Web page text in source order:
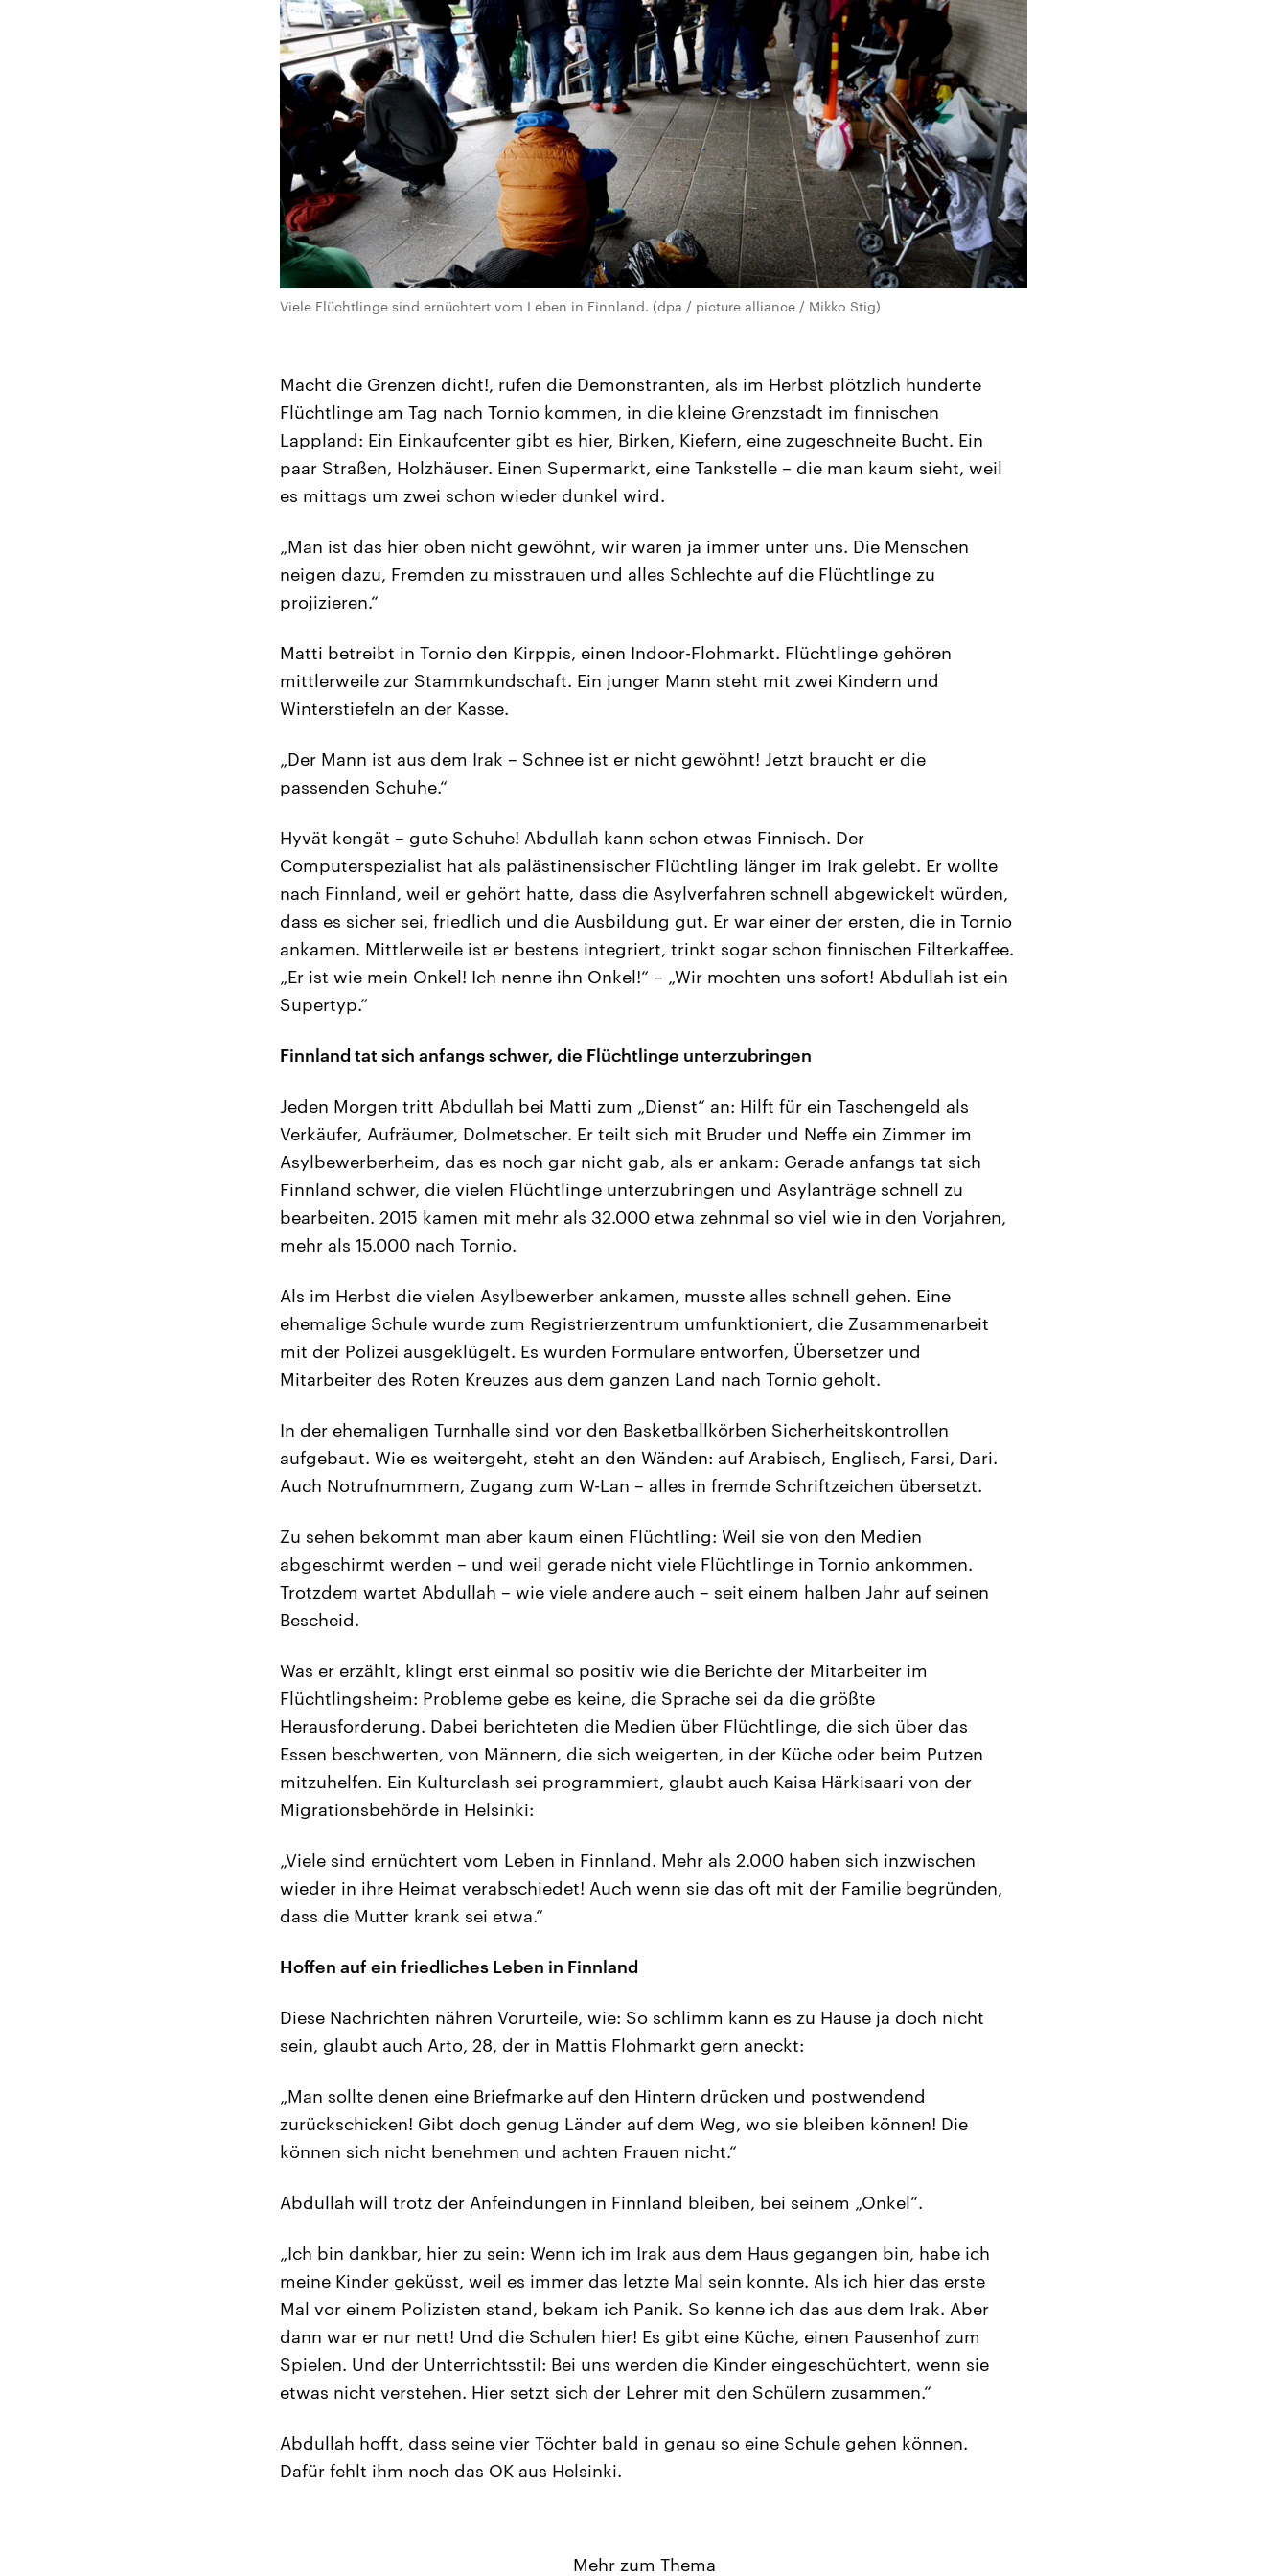
Viele Flüchtlinge sind ernüchtert vom Leben in Finnland. (dpa / picture alliance / Mikko Stig)
Macht die Grenzen dicht!, rufen die Demonstranten, als im Herbst plötzlich hunderte
Flüchtlinge am Tag nach Tornio kommen, in die kleine Grenzstadt im finnischen
Lappland: Ein Einkaufcenter gibt es hier, Birken, Kiefern, eine zugeschneite Bucht. Ein
paar Straßen, Holzhäuser. Einen Supermarkt, eine Tankstelle – die man kaum sieht, weil
es mittags um zwei schon wieder dunkel wird.
„Man ist das hier oben nicht gewöhnt, wir waren ja immer unter uns. Die Menschen
neigen dazu, Fremden zu misstrauen und alles Schlechte auf die Flüchtlinge zu
projizieren.“
Matti betreibt in Tornio den Kirppis, einen Indoor-Flohmarkt. Flüchtlinge gehören
mittlerweile zur Stammkundschaft. Ein junger Mann steht mit zwei Kindern und
Winterstiefeln an der Kasse.
„Der Mann ist aus dem Irak – Schnee ist er nicht gewöhnt! Jetzt braucht er die
passenden Schuhe.“
Hyvät kengät – gute Schuhe! Abdullah kann schon etwas Finnisch. Der
Computerspezialist hat als palästinensischer Flüchtling länger im Irak gelebt. Er wollte
nach Finnland, weil er gehört hatte, dass die Asylverfahren schnell abgewickelt würden,
dass es sicher sei, friedlich und die Ausbildung gut. Er war einer der ersten, die in Tornio
ankamen. Mittlerweile ist er bestens integriert, trinkt sogar schon finnischen Filterkaffee.
„Er ist wie mein Onkel! Ich nenne ihn Onkel!“ – „Wir mochten uns sofort! Abdullah ist ein
Supertyp.“
Finnland tat sich anfangs schwer, die Flüchtlinge unterzubringen
Jeden Morgen tritt Abdullah bei Matti zum „Dienst“ an: Hilft für ein Taschengeld als
Verkäufer, Aufräumer, Dolmetscher. Er teilt sich mit Bruder und Neffe ein Zimmer im
Asylbewerberheim, das es noch gar nicht gab, als er ankam: Gerade anfangs tat sich
Finnland schwer, die vielen Flüchtlinge unterzubringen und Asylanträge schnell zu
bearbeiten. 2015 kamen mit mehr als 32.000 etwa zehnmal so viel wie in den Vorjahren,
mehr als 15.000 nach Tornio.
Als im Herbst die vielen Asylbewerber ankamen, musste alles schnell gehen. Eine
ehemalige Schule wurde zum Registrierzentrum umfunktioniert, die Zusammenarbeit
mit der Polizei ausgeklügelt. Es wurden Formulare entworfen, Übersetzer und
Mitarbeiter des Roten Kreuzes aus dem ganzen Land nach Tornio geholt.
In der ehemaligen Turnhalle sind vor den Basketballkörben Sicherheitskontrollen
aufgebaut. Wie es weitergeht, steht an den Wänden: auf Arabisch, Englisch, Farsi, Dari.
Auch Notrufnummern, Zugang zum W-Lan – alles in fremde Schriftzeichen übersetzt.
Zu sehen bekommt man aber kaum einen Flüchtling: Weil sie von den Medien
abgeschirmt werden – und weil gerade nicht viele Flüchtlinge in Tornio ankommen.
Trotzdem wartet Abdullah – wie viele andere auch – seit einem halben Jahr auf seinen
Bescheid.
Was er erzählt, klingt erst einmal so positiv wie die Berichte der Mitarbeiter im
Flüchtlingsheim: Probleme gebe es keine, die Sprache sei da die größte
Herausforderung. Dabei berichteten die Medien über Flüchtlinge, die sich über das
Essen beschwerten, von Männern, die sich weigerten, in der Küche oder beim Putzen
mitzuhelfen. Ein Kulturclash sei programmiert, glaubt auch Kaisa Härkisaari von der
Migrationsbehörde in Helsinki:
„Viele sind ernüchtert vom Leben in Finnland. Mehr als 2.000 haben sich inzwischen
wieder in ihre Heimat verabschiedet! Auch wenn sie das oft mit der Familie begründen,
dass die Mutter krank sei etwa.“
Hoffen auf ein friedliches Leben in Finnland
Diese Nachrichten nähren Vorurteile, wie: So schlimm kann es zu Hause ja doch nicht
sein, glaubt auch Arto, 28, der in Mattis Flohmarkt gern aneckt:
„Man sollte denen eine Briefmarke auf den Hintern drücken und postwendend
zurückschicken! Gibt doch genug Länder auf dem Weg, wo sie bleiben können! Die
können sich nicht benehmen und achten Frauen nicht.“
Abdullah will trotz der Anfeindungen in Finnland bleiben, bei seinem „Onkel“.
„Ich bin dankbar, hier zu sein: Wenn ich im Irak aus dem Haus gegangen bin, habe ich
meine Kinder geküsst, weil es immer das letzte Mal sein konnte. Als ich hier das erste
Mal vor einem Polizisten stand, bekam ich Panik. So kenne ich das aus dem Irak. Aber
dann war er nur nett! Und die Schulen hier! Es gibt eine Küche, einen Pausenhof zum
Spielen. Und der Unterrichtsstil: Bei uns werden die Kinder eingeschüchtert, wenn sie
etwas nicht verstehen. Hier setzt sich der Lehrer mit den Schülern zusammen.“
Abdullah hofft, dass seine vier Töchter bald in genau so eine Schule gehen können.
Dafür fehlt ihm noch das OK aus Helsinki.
Mehr zum Thema